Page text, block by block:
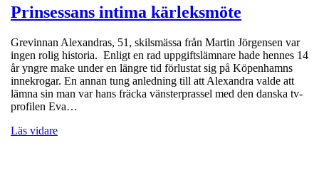
Prinsessans intima kärleksmöte
Grevinnan Alexandras, 51, skilsmässa från Martin Jörgensen var
ingen rolig historia. Enligt en rad uppgiftslämnare hade hennes 14
år yngre make under en längre tid förlustat sig på Köpenhamns
innekrogar. En annan tung anledning till att Alexandra valde att
lämna sin man var hans fräcka vänsterprassel med den danska tv-
profilen Eva…
Läs vidare